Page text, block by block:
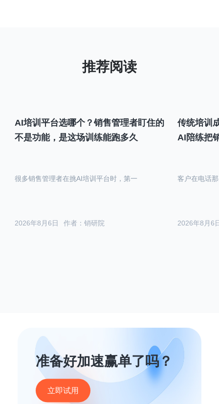
AI培训平台选哪个？销售管理者盯住的
不是功能，是这场训练能跑多久
作者：销研院
2026年8月6日
很多销售管理者在挑AI培训平台时，第一
传统培训
AI陪练把
2026年8月6
客户在电话
准备好加速赢单了吗？
立即试用